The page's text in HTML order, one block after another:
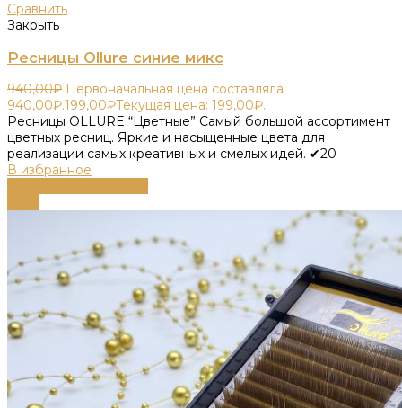
Сравнить
Закрыть
Ресницы Ollure синие микс
940,00₽ Первоначальная цена составляла
940,00₽.199,00₽Текущая цена: 199,00₽.
Ресницы OLLURE “Цветные” Самый большой ассортимент
цветных ресниц. Яркие и насыщенные цвета для
реализации самых креативных и смелых идей. ✔20
В избранное